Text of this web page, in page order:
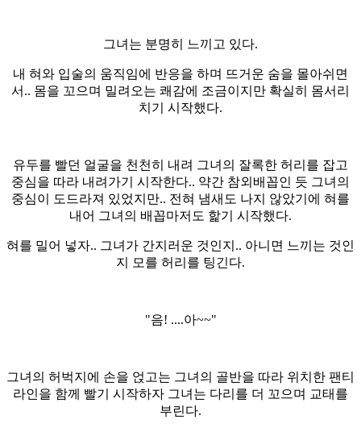
그녀는 분명히 느끼고 있다.
내 혀와 입술의 움직임에 반응을 하며 뜨거운 숨을 몰아쉬면
서.. 몸을 꼬으며 밀려오는 쾌감에 조금이지만 확실히 몸서리
치기 시작했다.
유두를 빨던 얼굴을 천천히 내려 그녀의 잘록한 허리를 잡고
중심을 따라 내려가기 시작한다.. 약간 참외배꼽인 듯 그녀의
중심이 도드라져 있었지만.. 전혀 냄새도 나지 않았기에 혀를
내어 그녀의 배꼽마저도 핥기 시작했다.
혀를 밀어 넣자.. 그녀가 간지러운 것인지.. 아니면 느끼는 것인
지 모를 허리를 팅긴다.
"음! ....아~~"
그녀의 허벅지에 손을 얹고는 그녀의 골반을 따라 위치한 팬티
라인을 함께 빨기 시작하자 그녀는 다리를 더 꼬으며 교태를
부린다.